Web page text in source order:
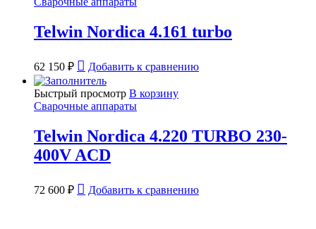
Telwin Nordica 4.161 turbo
62 150 ₽ Добавить к сравнению
Быстрый просмотр В корзину
Сварочные аппараты
Telwin Nordica 4.220 TURBO 230-
400V ACD
72 600 ₽ Добавить к сравнению